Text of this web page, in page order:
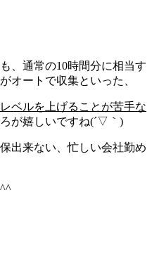
、通常の10時間分に相当す
オートで収集といった、
レベルを上げることが苦手な
が嬉しいですね(´▽｀)
出来ない、忙しい会社勤め